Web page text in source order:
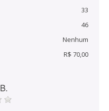
33
46
Nenhum
R$ 70,00